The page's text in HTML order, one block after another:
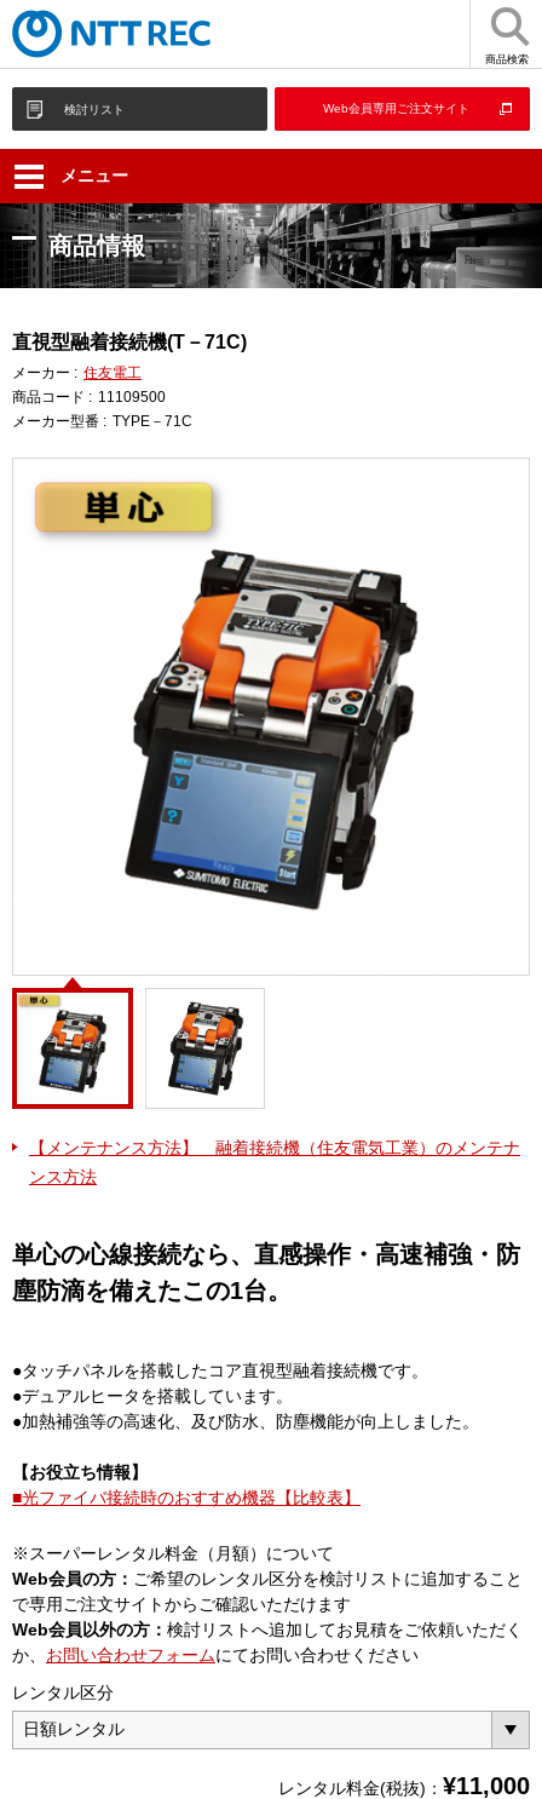
商品検索
検討リスト Web会員専用ご注文サイト
メニュー
商品情報
直視型融着接続機(T－71C)
メーカー : 住友電工
商品コード : 11109500
メーカー型番 : TYPE－71C
【メンテナンス方法】 融着接続機（住友電気工業）のメンテナ
ンス方法
単心の心線接続なら、直感操作・高速補強・防
塵防滴を備えたこの1台。
●タッチパネルを搭載したコア直視型融着接続機です。
●デュアルヒータを搭載しています。
●加熱補強等の高速化、及び防水、防塵機能が向上しました。
【お役立ち情報】
■光ファイバ接続時のおすすめ機器【比較表】
※スーパーレンタル料金（月額）について
Web会員の方： ご希望のレンタル区分を検討リストに追加すること
で専用ご注文サイトからご確認いただけます
Web会員以外の方： 検討リストへ追加してお見積をご依頼いただく
か、 お問い合わせフォームにてお問い合わせください
レンタル区分
レンタル料金(税抜)： ¥11,000